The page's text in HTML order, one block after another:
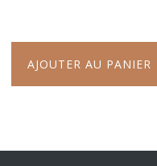
AJOUTER AU PANIER